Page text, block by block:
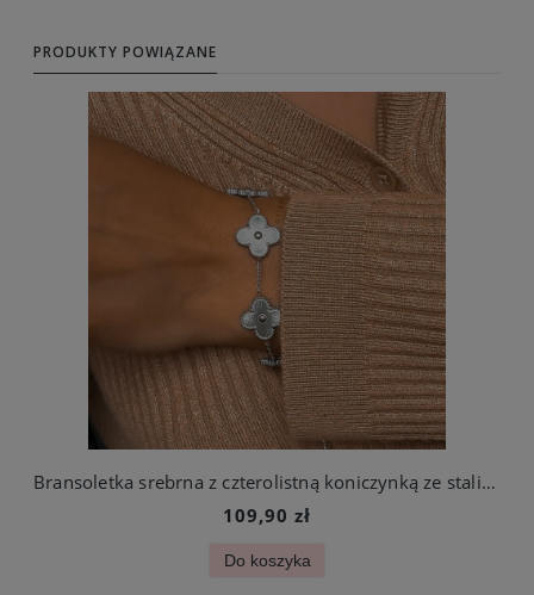
PRODUKTY POWIĄZANE
Bransoletka srebrna z czterolistną koniczynką ze stali chirurgicznej
109,90 zł
Do koszyka